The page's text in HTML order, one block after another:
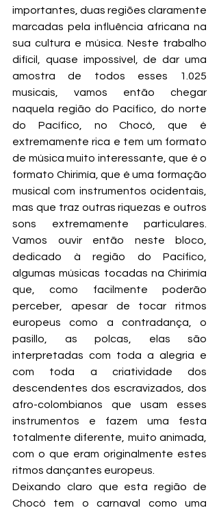
importantes, duas regiões claramente
marcadas pela influência africana na
sua cultura e música. Neste trabalho
difícil, quase impossível, de dar uma
amostra de todos esses 1.025
musicais, vamos então chegar
naquela região do Pacífico, do norte
do Pacífico, no Chocó, que é
extremamente rica e tem um formato
de música muito interessante, que é o
formato Chirimía, que é uma formação
musical com instrumentos ocidentais,
mas que traz outras riquezas e outros
sons extremamente particulares.
Vamos ouvir então neste bloco,
dedicado à região do Pacífico,
algumas músicas tocadas na Chirimía
que, como facilmente poderão
perceber, apesar de tocar ritmos
europeus como a contradança, o
pasillo, as polcas, elas são
interpretadas com toda a alegria e
com toda a criatividade dos
descendentes dos escravizados, dos
afro-colombianos que usam esses
instrumentos e fazem uma festa
totalmente diferente, muito animada,
com o que eram originalmente estes
ritmos dançantes europeus.
Deixando claro que esta região de
Chocó tem o carnaval como uma